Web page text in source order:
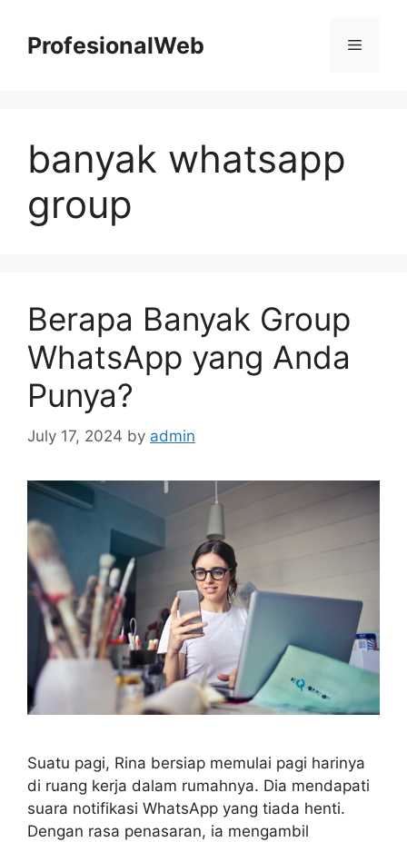
contentProfesionalWeb Menu
banyak whatsapp
group
Berapa Banyak Group
WhatsApp yang Anda
Punya?
July 17, 2024 by admin
Suatu pagi, Rina bersiap memulai pagi harinya
di ruang kerja dalam rumahnya. Dia mendapati
suara notifikasi WhatsApp yang tiada henti.
Dengan rasa penasaran, ia mengambil